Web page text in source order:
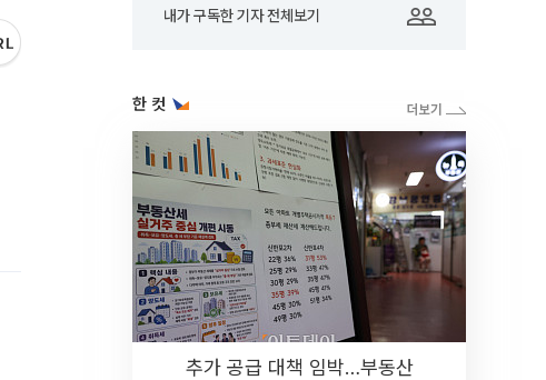
내가 구독한 기자 전체보기
한 컷
추가 공급 대책 임박…부동산